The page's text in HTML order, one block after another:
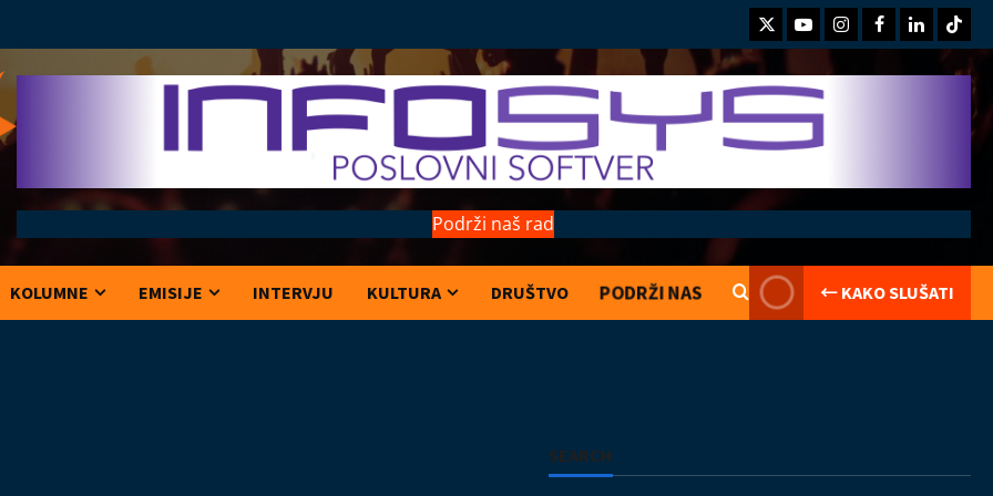
TwitterYoutubeInstagramFacebook
LinkedIn
Podrži naš rad
KOLUMNE EMISIJE INTERVJU KULTURA DRUŠTVO PODRŽI NAS ← KAKO SLUŠATI
SEARCH
Saranijagara
Introverzum ponovo osvojio Svemirski